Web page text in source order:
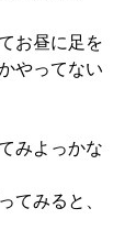
お昼に足を
やってない
みよっかな
てみると、